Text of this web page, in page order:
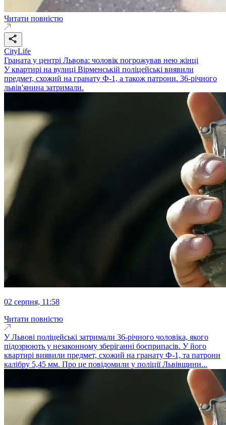
Читати повністю
CityLife
Граната у центрі Львова: чоловік погрожував нею жінці
У квартирі на вулиці Вірменській поліцейські виявили
предмет, схожий на гранату Ф-1, а також патрони. 36-річного
львів'янина затримали.
02 серпня, 11:58
Читати повністю
У Львові поліцейські затримали 36-річного чоловіка, якого
підозрюють у незаконному зберіганні боєприпасів. У його
квартирі виявили предмет, схожий на гранату Ф-1, та патрони
калібру 5,45 мм. Про це повідомили у поліції Львівщини...